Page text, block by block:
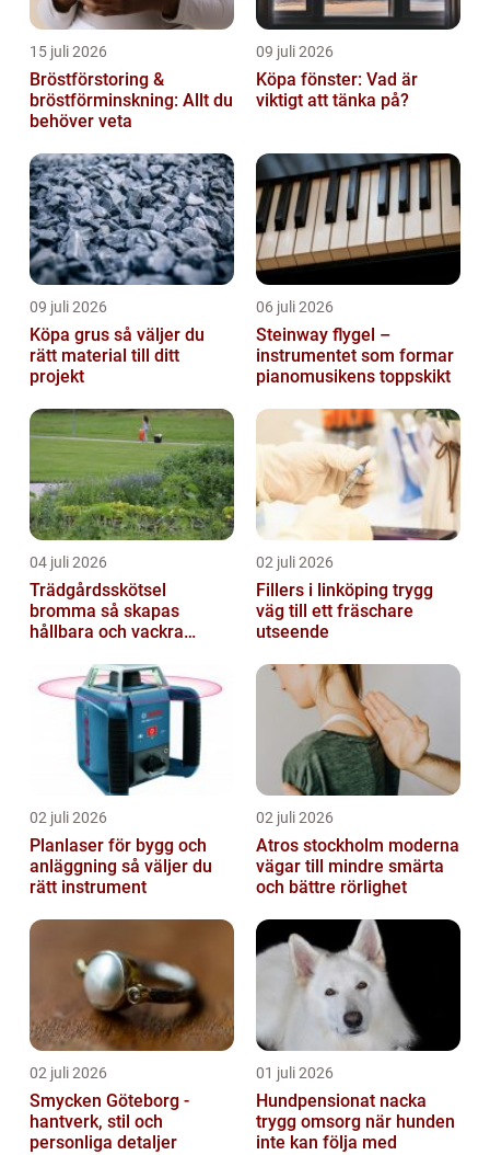
15 juli 2026
Bröstförstoring &
bröstförminskning: Allt du
behöver veta
09 juli 2026
Köpa fönster: Vad är
viktigt att tänka på?
09 juli 2026
Köpa grus så väljer du
rätt material till ditt
projekt
06 juli 2026
Steinway flygel –
instrumentet som formar
pianomusikens toppskikt
04 juli 2026
Trädgårdsskötsel
bromma så skapas
hållbara och vackra
02 juli 2026
Fillers i linköping trygg
väg till ett fräschare
utseende
02 juli 2026
Planlaser för bygg och
anläggning så väljer du
rätt instrument
02 juli 2026
Atros stockholm moderna
vägar till mindre smärta
och bättre rörlighet
02 juli 2026
Smycken Göteborg -
hantverk, stil och
personliga detaljer
01 juli 2026
Hundpensionat nacka
trygg omsorg när hunden
inte kan följa med